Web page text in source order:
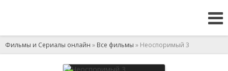
Фильмы и Сериалы онлайн » Все фильмы » Неоспоримый 3